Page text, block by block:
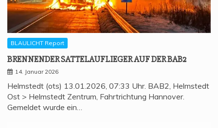
BLAULICHT Report
BREN­NEN­DER SAT­TEL­AUF­LIE­GER AUF DER BAB2
14. Januar 2026
Helmstedt (ots) 13.01.2026, 07:33 Uhr. BAB2, Helmstedt
Ost > Helmstedt Zentrum, Fahrtrichtung Hannover.
Gemeldet wurde ein…